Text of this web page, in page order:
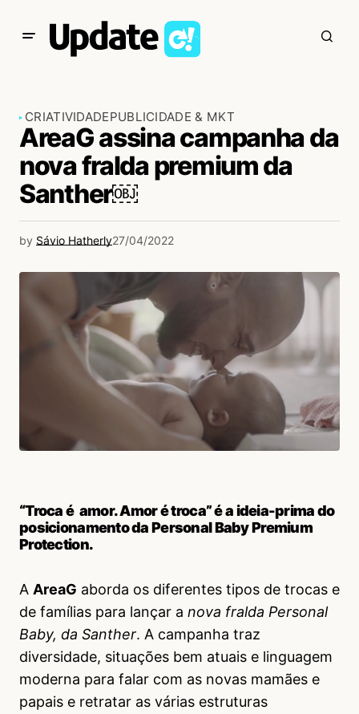
CRIATIVIDADEPUBLICIDADE & MKT
AreaG assina campanha da
nova fralda premium da
Santher￼
by Sávio Hatherly27/04/2022
“Troca é amor. Amor é troca” é a ideia-prima do
posicionamento da Personal Baby Premium
Protection.
A AreaG aborda os diferentes tipos de trocas e
de famílias para lançar a nova fralda Personal
Baby, da Santher. A campanha traz
diversidade, situações bem atuais e linguagem
moderna para falar com as novas mamães e
papais e retratar as várias estruturas